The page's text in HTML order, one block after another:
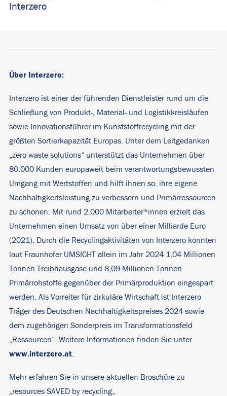
Interzero
Über Interzero:
Interzero ist einer der führenden Dienstleister rund um die
Schließung von Produkt-, Material- und Logistikkreisläufen
sowie Innovationsführer im Kunststoffrecycling mit der
größten Sortierkapazität Europas. Unter dem Leitgedanken
„zero waste solutions“ unterstützt das Unternehmen über
80.000 Kunden europaweit beim verantwortungsbewussten
Umgang mit Wertstoffen und hilft ihnen so, ihre eigene
Nachhaltigkeitsleistung zu verbessern und Primärressourcen
zu schonen. Mit rund 2.000 Mitarbeiter*innen erzielt das
Unternehmen einen Umsatz von über einer Milliarde Euro
(2021). Durch die Recyclingaktivitäten von Interzero konnten
laut Fraunhofer UMSICHT allein im Jahr 2024 1,04 Millionen
Tonnen Treibhausgase und 8,09 Millionen Tonnen
Primärrohstoffe gegenüber der Primärproduktion eingespart
werden. Als Vorreiter für zirkuläre Wirtschaft ist Interzero
Träger des Deutschen Nachhaltigkeitspreises 2024 sowie
dem zugehörigen Sonderpreis im Transformationsfeld
„Ressourcen“. Weitere Informationen finden Sie unter
www.interzero.at
Mehr erfahren Sie in unsere aktuellen Broschüre zu
resources SAVED by recycling